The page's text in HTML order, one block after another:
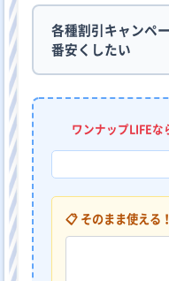
各種割引キャンペ
番安くしたい
ワンナップLIFEな
📋 そのまま使える